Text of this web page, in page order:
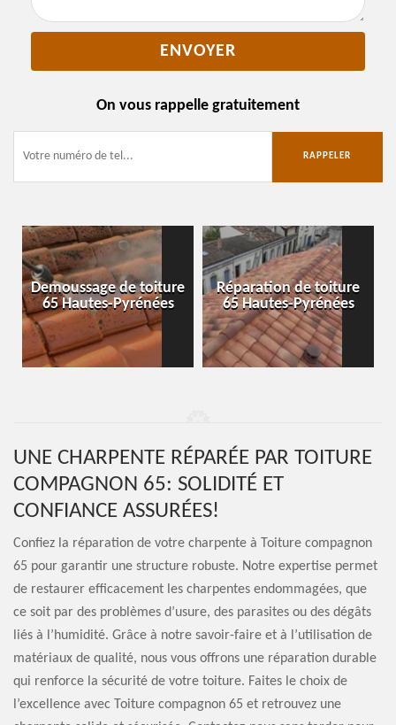
On vous rappelle gratuitement
Demoussage de toiture
65 Hautes-Pyrénées
Réparation de toiture
65 Hautes-Pyrénées
UNE CHARPENTE RÉPARÉE PAR TOITURE
COMPAGNON 65: SOLIDITÉ ET
CONFIANCE ASSURÉES!
Confiez la réparation de votre charpente à Toiture compagnon
65 pour garantir une structure robuste. Notre expertise permet
de restaurer efficacement les charpentes endommagées, que
ce soit par des problèmes d’usure, des parasites ou des dégâts
liés à l’humidité. Grâce à notre savoir-faire et à l’utilisation de
matériaux de qualité, nous vous offrons une réparation durable
qui renforce la sécurité de votre toiture. Faites le choix de
l’excellence avec Toiture compagnon 65 et retrouvez une